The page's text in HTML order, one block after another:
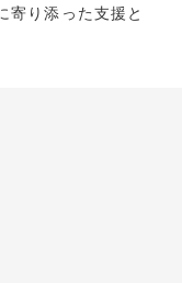
寄り添った支援と